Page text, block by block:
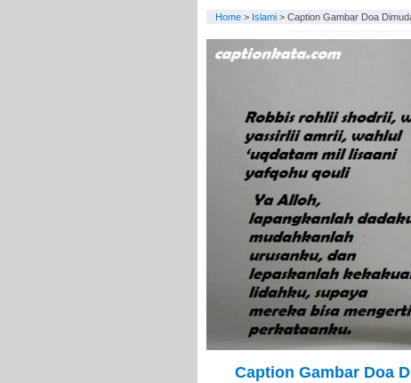
Home > Islami > Caption Gambar Doa
Caption Gambar Doa